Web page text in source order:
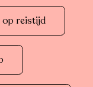
op reistijd